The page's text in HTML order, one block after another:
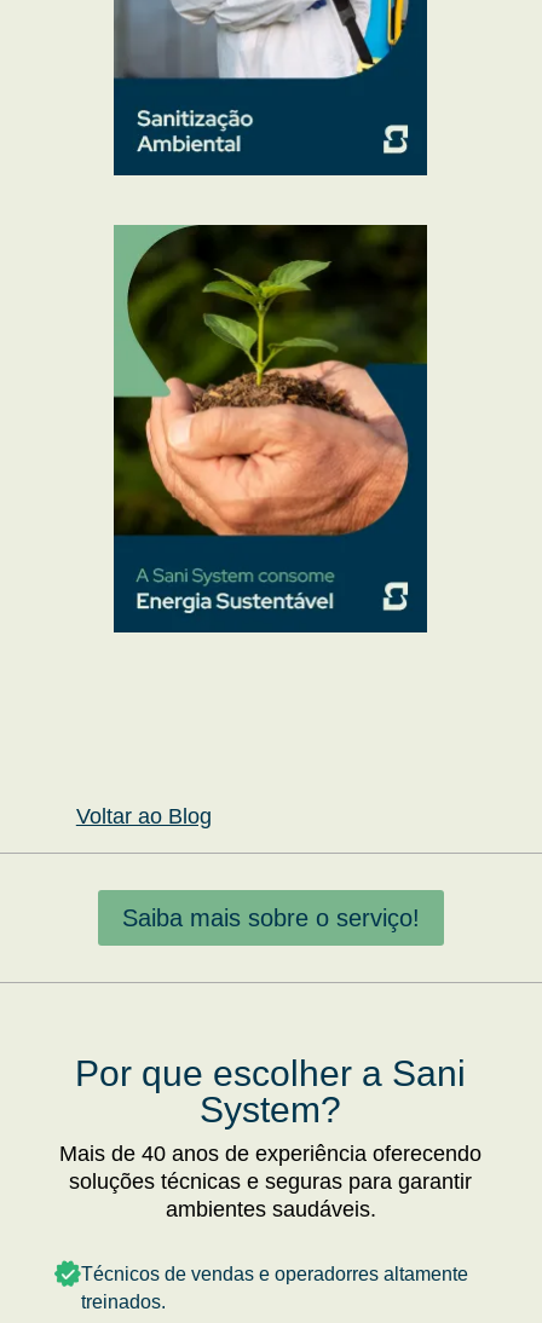
Voltar ao Blog
Saiba mais sobre o serviço!
Por que escolher a Sani
System?
Mais de 40 anos de experiência oferecendo
soluções técnicas e seguras para garantir
ambientes saudáveis.
Técnicos de vendas e operadorres altamente
treinados.